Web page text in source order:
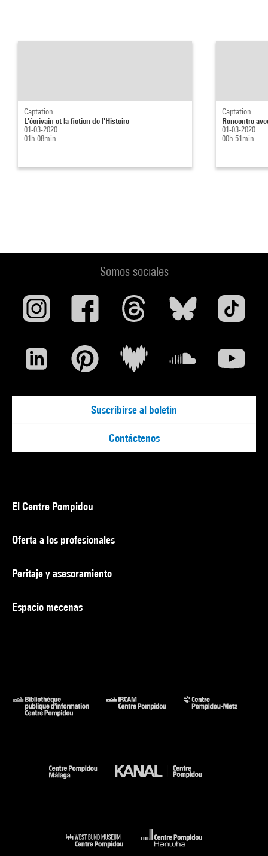
Captation
L'écrivain et la fiction de l'Histoire
01-03-2020
01h 08min
Captation
Rencontre
01-03-2020
00h 51min
Somos sociales
Suscribirse al boletín
Contáctenos
El Centre Pompidou
Oferta a los profesionales
Peritaje y asesoramiento
Espacio mecenas